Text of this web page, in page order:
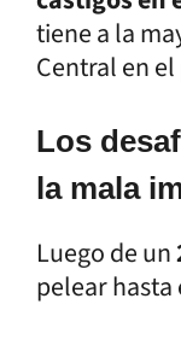
tiene a la
Central en
Los
la mala
Luego de un
pelear hasta